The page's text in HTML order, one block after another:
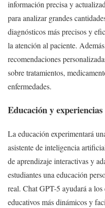
información precisa y
para analizar grandes
diagnósticos más precisos y
la atención al paciente.
recomendaciones
sobre tratamientos,
enfermedades.
Educación y
La educación experimentará
asistente de inteligencia
de aprendizaje interactivas y
estudiantes una educación
real. Chat GPT-5 ayudará a los
educativos más dinámicos y